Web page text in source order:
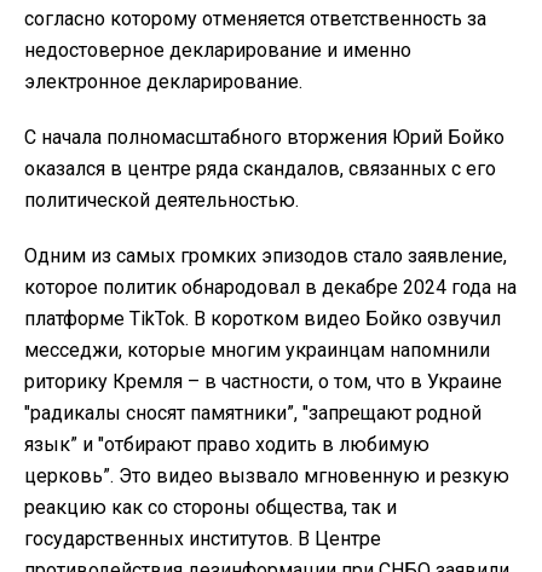
согласно которому отменяется ответственность за
недостоверное декларирование и именно
электронное декларирование.
С начала полномасштабного вторжения Юрий Бойко
оказался в центре ряда скандалов, связанных с его
политической деятельностью.
Одним из самых громких эпизодов стало заявление,
которое политик обнародовал в декабре 2024 года на
платформе TikTok. В коротком видео Бойко озвучил
месседжи, которые многим украинцам напомнили
риторику Кремля – в частности, о том, что в Украине
"радикалы сносят памятники”, "запрещают родной
язык” и "отбирают право ходить в любимую
церковь”. Это видео вызвало мгновенную и резкую
реакцию как со стороны общества, так и
государственных институтов. В Центре